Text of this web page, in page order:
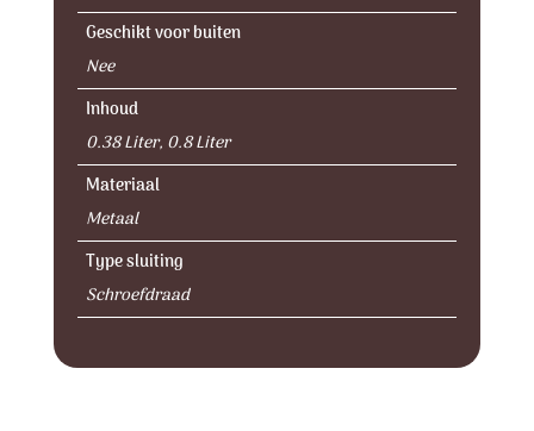
Geschikt voor buiten
Nee
Inhoud
0.38 Liter, 0.8 Liter
Materiaal
Metaal
Type sluiting
Schroefdraad